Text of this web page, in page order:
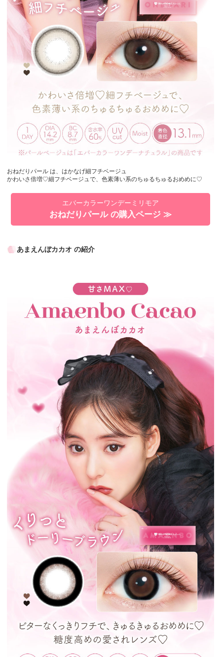
おねだりパール は、はかなげ細フチベージュ
かわいさ倍増♡細フチベージュで、色素薄い系のちゅるちゅるおめめに♡
エバーカラーワンデーミリモア
おねだりパール の購入ページ ≫
あまえんぼカカオ の紹介